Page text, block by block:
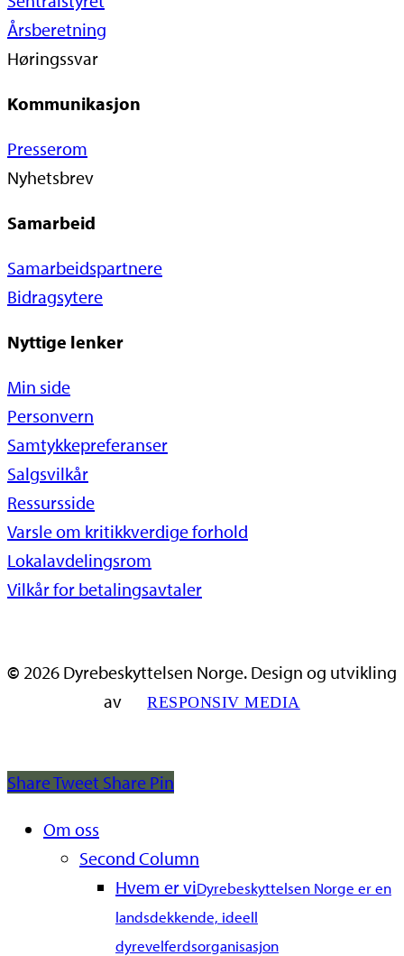
Årsberetning
Høringssvar
Kommunikasjon
Presserom
Nyhetsbrev
Samarbeid
Samarbeidspartnere
Bidragsytere
Nyttige lenker
Min side
Personvern
Samtykkepreferanser
Salgsvilkår
Ressursside
Varsle om kritikkverdige forhold
Lokalavdelingsrom
Vilkår for betalingsavtaler
© 2026 Dyrebeskyttelsen Norge. Design og utvikling
av
RESPONSIV MEDIA
ShareTweet Share Pin
CloseOm oss
Second Column
Hvem er viDyrebeskyttelsen Norge er en
landsdekkende, ideell
dyrevelferdsorganisasjon